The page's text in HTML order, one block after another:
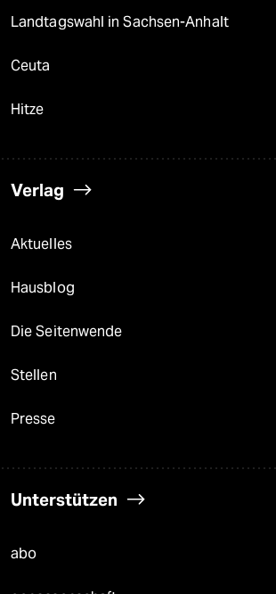
Landtagswahl in Sachsen-Anhalt
Ceuta
Hitze
Verlag
Aktuelles
Hausblog
Die Seitenwende
Stellen
Presse
Unterstützen
abo